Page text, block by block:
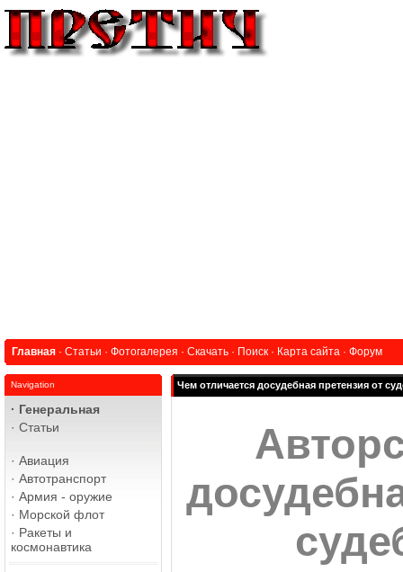
Главная · Статьи · Фотогалерея · Скачать · Поиск · Карта сайта · Форум
Navigation
· Генеральная
· Статьи
· Авиация
· Автотранспорт
· Армия - оружие
· Морской флот
· Ракеты и
космонавтика
Чем отличается досудебная претензия от